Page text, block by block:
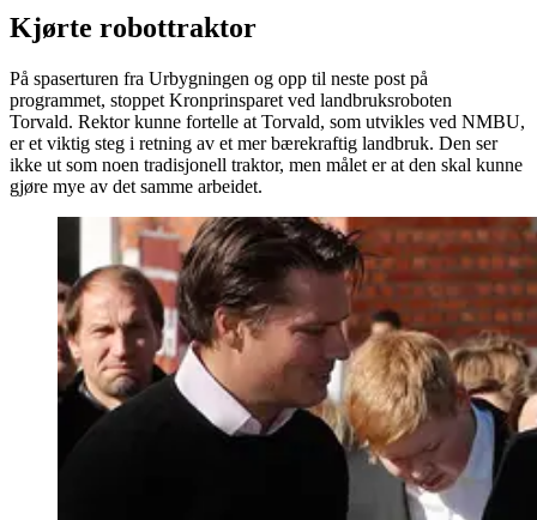
Kjørte robottraktor
På spaserturen fra Urbygningen og opp til neste post på
programmet, stoppet Kronprinsparet ved landbruksroboten
Torvald. Rektor kunne fortelle at Torvald, som utvikles ved NMBU,
er et viktig steg i retning av et mer bærekraftig landbruk. Den ser
ikke ut som noen tradisjonell traktor, men målet er at den skal kunne
gjøre mye av det samme arbeidet.